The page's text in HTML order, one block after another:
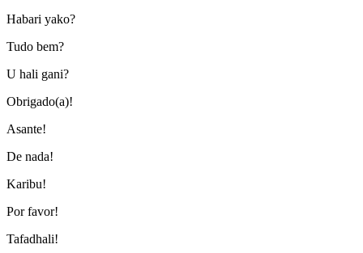
Habari yako?
Tudo bem?
U hali gani?
Obrigado(a)!
Asante!
De nada!
Karibu!
Por favor!
Tafadhali!